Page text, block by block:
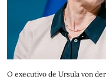
O executivo de Ursula von